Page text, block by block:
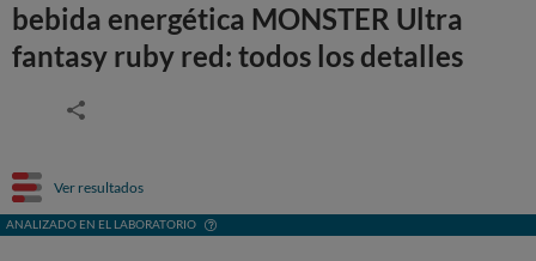
bebida energética MONSTER Ultra
fantasy ruby red: todos los detalles
Ver resultados
ANALIZADO EN EL LABORATORIO